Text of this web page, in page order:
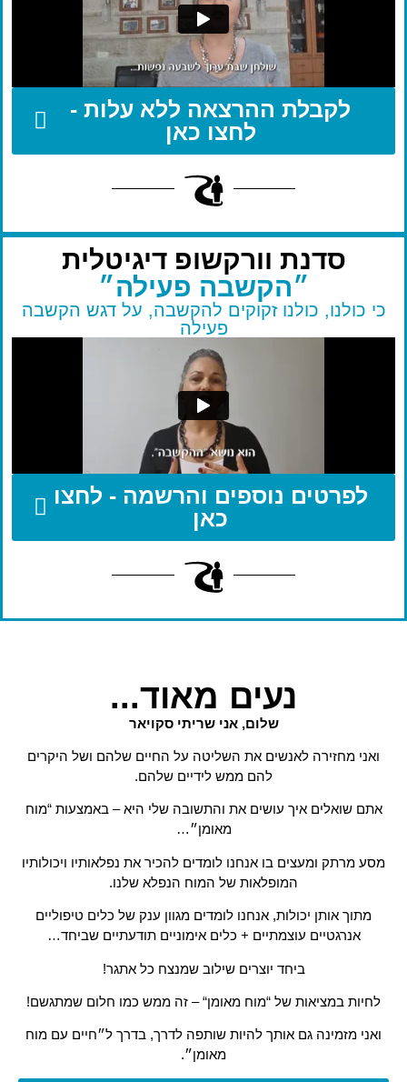
לקבלת ההרצאה ללא עלות -
לחצו כאן
סדנת וורקשופ דיגיטלית
״הקשבה פעילה״
כי כולנו, כולנו זקוקים להקשבה, על דגש הקשבה
פעילה
לפרטים נוספים והרשמה - לחצו
כאן
נעים מאוד...
שלום, אני שריתי סקויאר
ואני מחזירה לאנשים את השליטה על החיים שלהם ושל היקרים
להם ממש לידיים שלהם.
אתם שואלים איך עושים את והתשובה שלי היא – באמצעות “מוח
מאומן״…
מסע מרתק ומעצים בו אנחנו לומדים להכיר את נפלאותיו ויכולותיו
המופלאות של המוח הנפלא שלנו.
מתוך אותן יכולות, אנחנו לומדים מגוון ענק של כלים טיפוליים
אנרגטיים עוצמתיים + כלים אימוניים תודעתיים שביחד…
ביחד יוצרים שילוב שמנצח כל אתגר!
לחיות במציאות של “מוח מאומן“ – זה ממש כמו חלום שמתגשם!
ואני מזמינה גם אותך להיות שותפה לדרך, בדרך ל״חיים עם מוח
מאומן״.